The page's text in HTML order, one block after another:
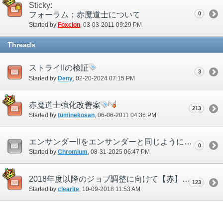
Sticky:
フォーラム：赤魔道士について
Started by Foxclon‎, 03-03-2011 09:29 PM
0
Threads
ストライIIの検証
Started by Deny ‎, 02-20-2024 07:15 PM
3
赤魔道士強化改善案
Started by tuminekosan‎, 06-06-2011 04:36 PM
213
エンサンダーIIをエンサンダーと同じように動作させてください。
Started by Chromium‎, 08-31-2025 06:47 PM
0
2018年度以降のジョブ調整に向けて【赤】
Started by clearite ‎, 10-09-2018 11:53 AM
123